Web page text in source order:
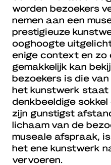
worden bezoekers
nemen aan een
prestigieuze
ooghoogte
enige context en zo
gemakkelijk kan
bezoekers is die
het kunstwerk staat
denkbeeldige
zijn gunstigst
lichaam van de
museale afspraak,
het ene kunstwerk
vervoeren.